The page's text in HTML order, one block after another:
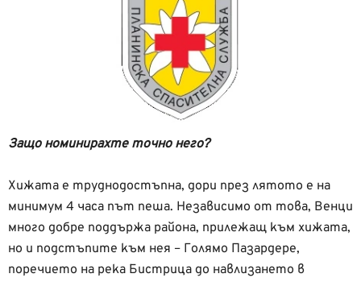
Защо номинирахте точно него?
Хижата е труднодостъпна, дори през лятото е на
минимум 4 часа път пеша. Независимо от това, Венци
много добре поддържа района, прилежащ към хижата,
но и подстъпите към нея – Голямо Пазардере,
поречието на река Бистрица до навлизането в